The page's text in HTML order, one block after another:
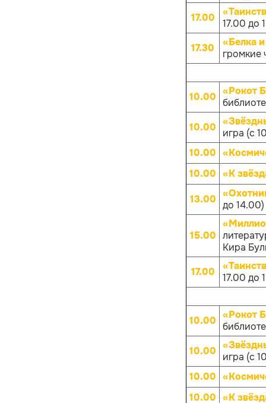
17.00
17.00 до
17.30
«Белка
громкие
10.00 «Рокот
10.00
игра (с
10.00
10.00 «К
13.00 до 14.00)
15.00
Кира
17.00
17.00 до
10.00 «Рокот
10.00
игра (с
10.00
10.00 «К